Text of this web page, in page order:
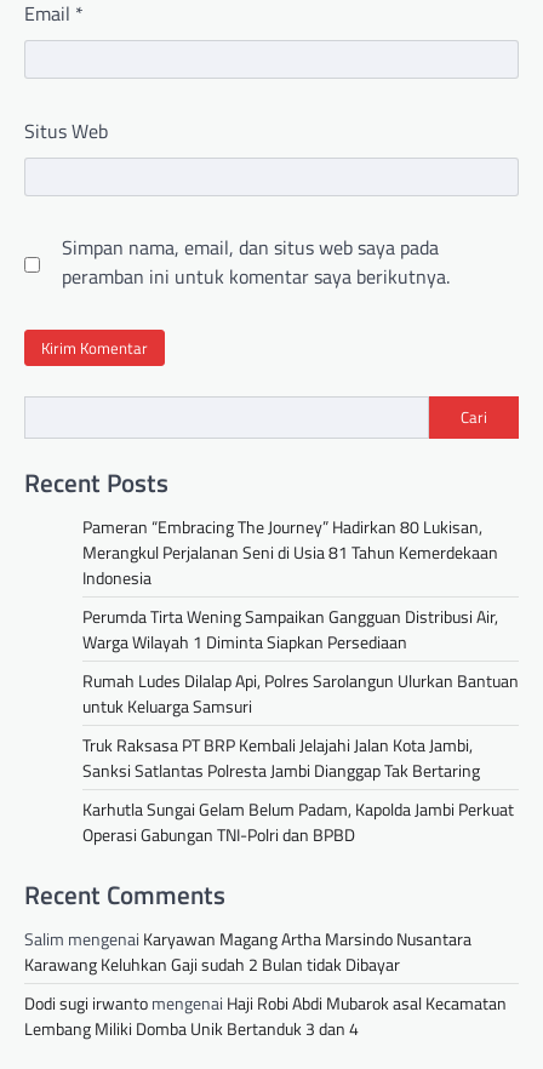
Email *
Situs Web
Simpan nama, email, dan situs web saya pada
peramban ini untuk komentar saya berikutnya.
Cari
Recent Posts
Pameran “Embracing The Journey” Hadirkan 80 Lukisan,
Merangkul Perjalanan Seni di Usia 81 Tahun Kemerdekaan
Indonesia
Perumda Tirta Wening Sampaikan Gangguan Distribusi Air,
Warga Wilayah 1 Diminta Siapkan Persediaan
Rumah Ludes Dilalap Api, Polres Sarolangun Ulurkan Bantuan
untuk Keluarga Samsuri
Truk Raksasa PT BRP Kembali Jelajahi Jalan Kota Jambi,
Sanksi Satlantas Polresta Jambi Dianggap Tak Bertaring
Karhutla Sungai Gelam Belum Padam, Kapolda Jambi Perkuat
Operasi Gabungan TNI-Polri dan BPBD
Recent Comments
Salim mengenai Karyawan Magang Artha Marsindo Nusantara
Karawang Keluhkan Gaji sudah 2 Bulan tidak Dibayar
Dodi sugi irwantomengenai Haji Robi Abdi Mubarok asal Kecamatan
Lembang Miliki Domba Unik Bertanduk 3 dan 4